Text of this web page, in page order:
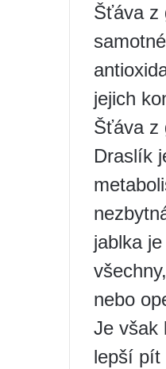
Šťáva z
jejich
Šťáva z
Draslík
jablka
nebo
Je však
lepší pít